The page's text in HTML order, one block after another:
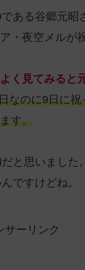
ある谷郷元昭
・夜空メルが
よく見てみると
なのに9日に
す。
と思いました。
ですけどね。
サーリンク